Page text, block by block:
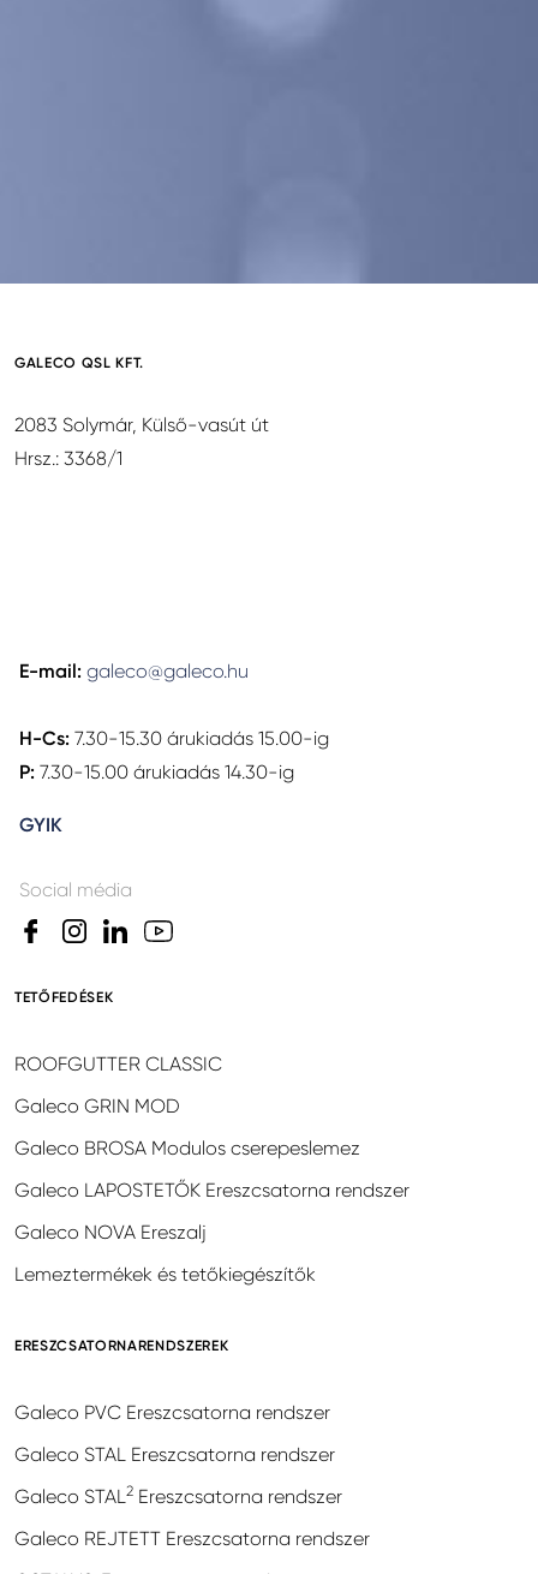
GALECO QSL KFT.
2083 Solymár, Külső-vasút út
Hrsz.: 3368/1
E-mail: galeco@galeco.hu
H-Cs: 7.30-15.30 árukiadás 15.00-ig
P: 7.30-15.00 árukiadás 14.30-ig
GYIK
Social média
TETŐFEDÉSEK
ROOFGUTTER CLASSIC
Galeco GRIN MOD
Galeco BROSA Modulos cserepeslemez
Galeco LAPOSTETŐK Ereszcsatorna rendszer
Galeco NOVA Ereszalj
Lemeztermékek és tetőkiegészítők
ERESZCSATORNARENDSZEREK
Galeco PVC Ereszcsatorna rendszer
Galeco STAL Ereszcsatorna rendszer
Galeco STAL2 Ereszcsatorna rendszer
Galeco REJTETT Ereszcsatorna rendszer